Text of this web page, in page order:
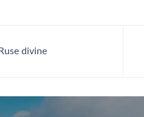
divine